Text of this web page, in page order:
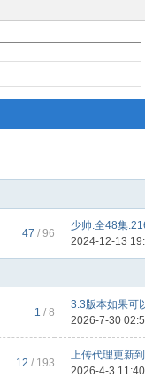
47 / 96
少帅.全48集
2024-12-13
1 / 8
3.3版本如果可
2026-7-30
12 / 193
上传代理更新
2026-4-3 11:40